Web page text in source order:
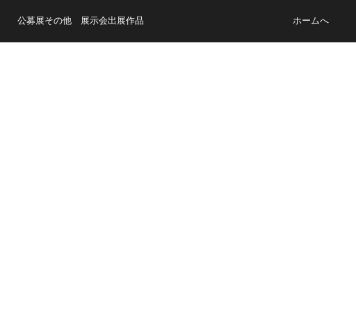
公募展その他 展示会出展作品 ホームへ